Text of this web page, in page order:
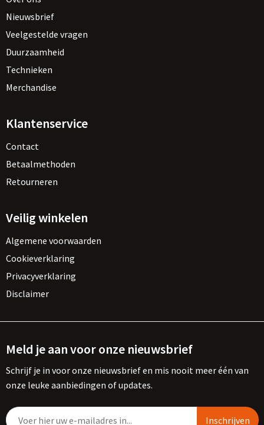
Nieuwsbrief
Veelgestelde vragen
Duurzaamheid
Technieken
Merchandise
Klantenservice
Contact
Betaalmethoden
Retourneren
Veilig winkelen
Algemene voorwaarden
Cookieverklaring
Privacyverklaring
Disclaimer
Meld je aan voor onze nieuwsbrief
Schrijf je in voor onze nieuwsbrief en mis nooit meer één van
onze leuke aanbiedingen of updates.